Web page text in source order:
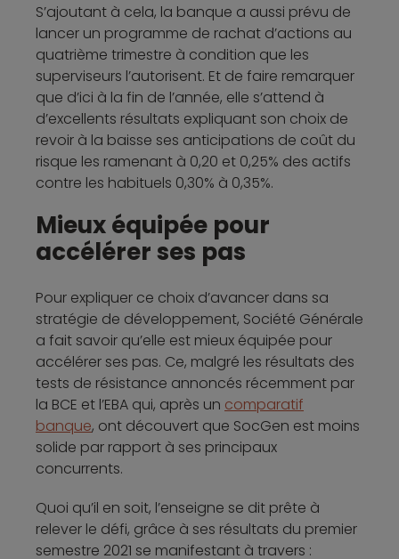
S’ajoutant à cela, la banque a aussi prévu de
lancer un programme de rachat d’actions au
quatrième trimestre à condition que les
superviseurs l’autorisent. Et de faire remarquer
que d’ici à la fin de l’année, elle s’attend à
d’excellents résultats expliquant son choix de
revoir à la baisse ses anticipations de coût du
risque les ramenant à 0,20 et 0,25% des actifs
contre les habituels 0,30% à 0,35%.
Mieux équipée pour
accélérer ses pas
Pour expliquer ce choix d’avancer dans sa
stratégie de développement, Société Générale
a fait savoir qu’elle est mieux équipée pour
accélérer ses pas. Ce, malgré les résultats des
tests de résistance annoncés récemment par
la BCE et l’EBA qui, après un comparatif
banque, ont découvert que SocGen est moins
solide par rapport à ses principaux
concurrents.
Quoi qu’il en soit, l’enseigne se dit prête à
relever le défi, grâce à ses résultats du premier
semestre 2021 se manifestant à travers :